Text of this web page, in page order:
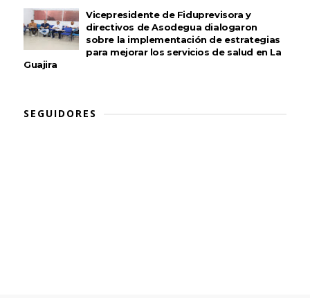
Vicepresidente de Fiduprevisora y
directivos de Asodegua dialogaron
sobre la implementación de estrategias
para mejorar los servicios de salud en La
Guajira
SEGUIDORES